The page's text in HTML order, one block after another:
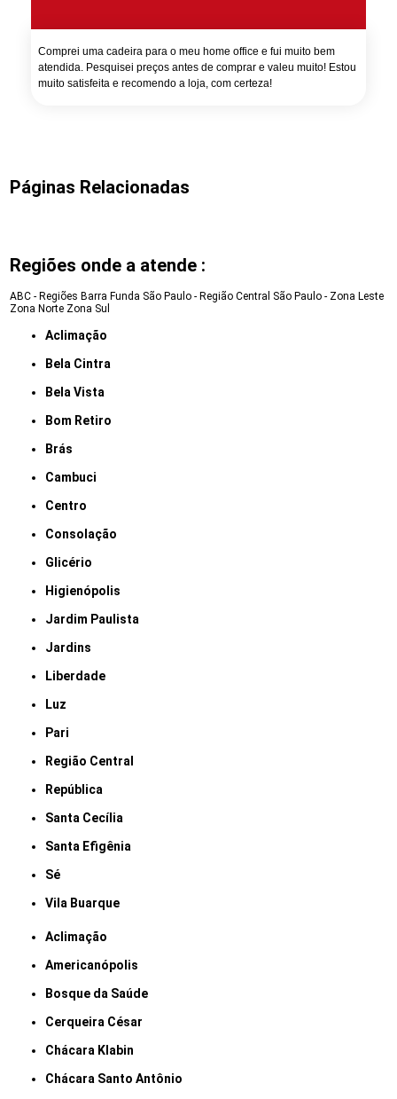
Comprei uma cadeira para o meu home office e fui muito bem
atendida. Pesquisei preços antes de comprar e valeu muito! Estou
muito satisfeita e recomendo a loja, com certeza!
Páginas Relacionadas
Regiões onde a atende :
ABC - Regiões Barra Funda São Paulo - Região Central São Paulo - Zona Leste
Zona Norte Zona Sul
Aclimação
Bela Cintra
Bela Vista
Bom Retiro
Brás
Cambuci
Centro
Consolação
Glicério
Higienópolis
Jardim Paulista
Jardins
Liberdade
Luz
Pari
Região Central
República
Santa Cecília
Santa Efigênia
Sé
Vila Buarque
Aclimação
Americanópolis
Bosque da Saúde
Cerqueira César
Chácara Klabin
Chácara Santo Antônio